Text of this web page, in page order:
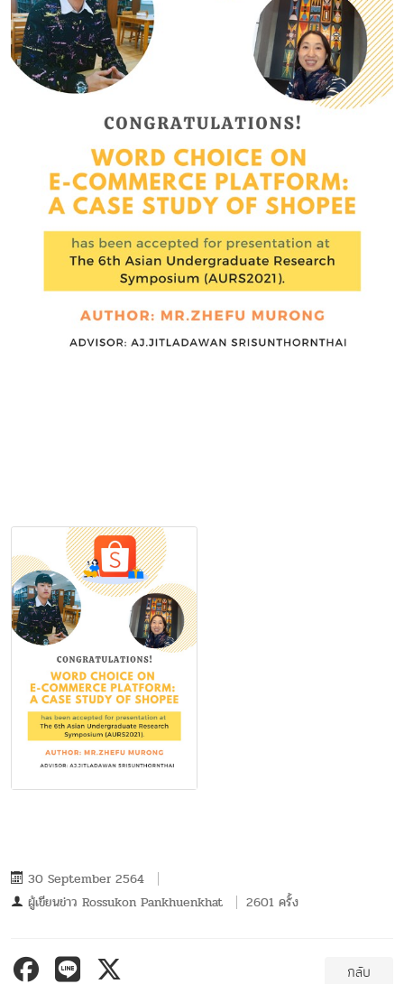
30 September 2564
ผู้เขียนข่าว Rossukon Pankhuenkhat 2601 ครั้ง
กลับ